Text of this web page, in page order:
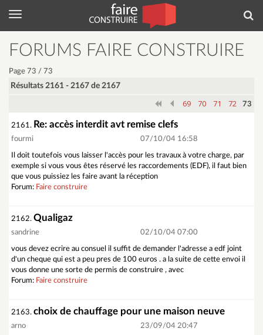
Menu
FORUMS FAIRE CONSTRUIRE
Page 73 / 73
Résultats 2161 - 2167 de 2167
69 70 71 72 73
2161. Re: accès interdit avt remise clefs
fourmi 07/10/04 16:58
Il doit toutefois vous laisser l'accès pour les travaux à votre charge, par
exemple si vous vous êtes réservé les raccordements (EDF), il faut bien
que vous puissiez les faire avant la réception
Forum: Faire construire
2162. Qualigaz
sandrine 02/10/04 07:00
vous devez ecrire au consuel il suffit de demander l'adresse a edf joint
d'un cheque qui est a peu pres de 100 euros . a la suite de cette envoi il
vous donne une sorte de permis de construire , avec
Forum: Faire construire
2163. choix de chauffage pour une maison neuve
arno 23/09/04 20:47